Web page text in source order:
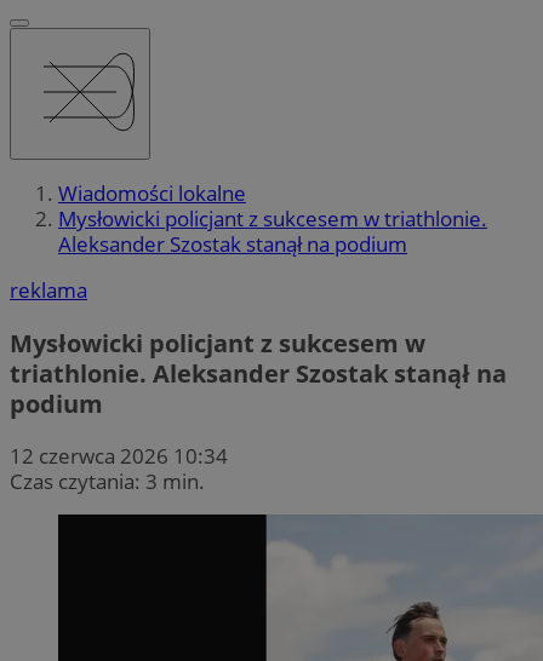
Wiadomości lokalne
Mysłowicki policjant z sukcesem w triathlonie.
Aleksander Szostak stanął na podium
reklama
Mysłowicki policjant z sukcesem w
triathlonie. Aleksander Szostak stanął na
podium
12 czerwca 2026 10:34
Czas czytania: 3 min.